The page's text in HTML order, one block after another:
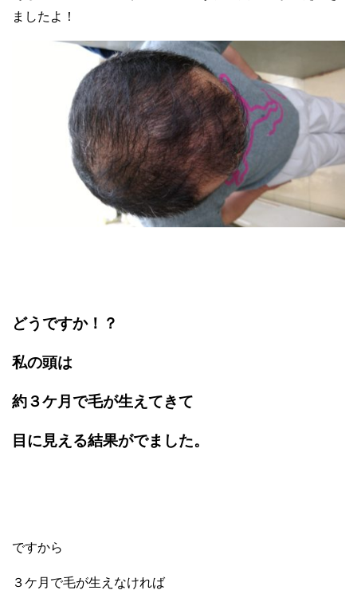
ましたよ！
どうですか！？
私の頭は
約３ケ月で毛が生えてきて
目に見える結果がでました。
ですから
３ケ月で毛が生えなければ